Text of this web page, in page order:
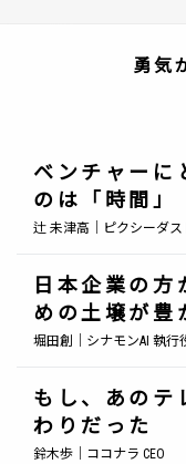
勇気
ベンチャーに
のは「時間」
辻 未津高｜ピクシーダ
日本企業の方
めの土壌が豊
堀田創｜シナモンAI 執行
もし、あのテ
わりだった
鈴木歩｜ココナラ CEO